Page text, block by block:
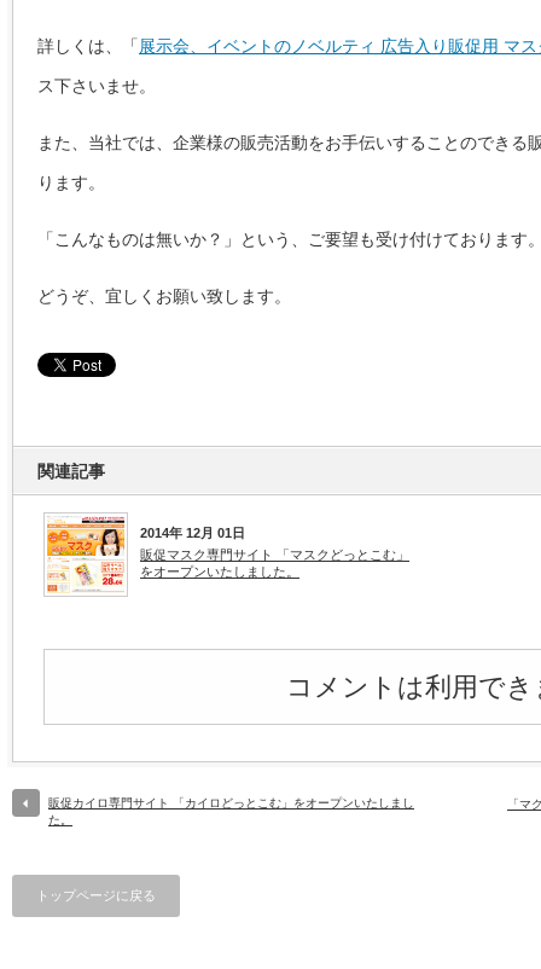
詳しくは、「 展示会、イベントのノベルティ 広告入り販促用 マ
ス下さいませ。
また、当社では、企業様の販売活動をお手伝いすることのできる
ります。
「こんなものは無いか？」という、ご要望も受け付けております
どうぞ、宜しくお願い致します。
関連記事
2014年 12月 01日
販促マスク専門サイト 「マスクどっとこむ」
をオープンいたしました。
コメントは利用で
販促カイロ専門サイト 「カイロどっとこむ」をオープンいたしまし
た。
「マ
トップページに戻る